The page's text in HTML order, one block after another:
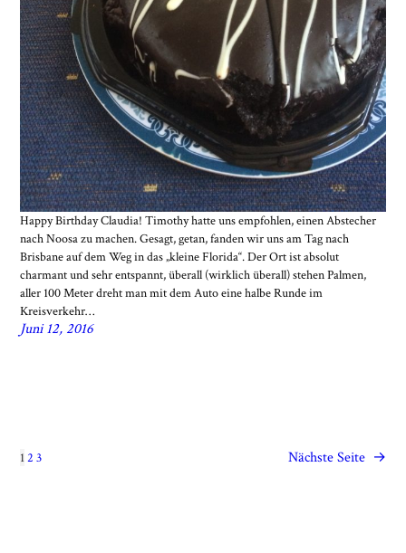
Happy Birthday Claudia! Timothy hatte uns empfohlen, einen Abstecher
nach Noosa zu machen. Gesagt, getan, fanden wir uns am Tag nach
Brisbane auf dem Weg in das „kleine Florida“. Der Ort ist absolut
charmant und sehr entspannt, überall (wirklich überall) stehen Palmen,
aller 100 Meter dreht man mit dem Auto eine halbe Runde im
Kreisverkehr…
Juni 12, 2016
12 3 Nächste Seite →